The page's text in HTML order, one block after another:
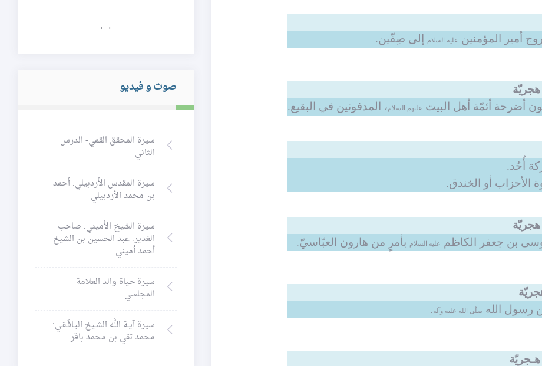
عليه السلام إلى صِفّين.
أضرحة أئمّة أهل البيت
عليهم السلام، المدفونين في البقيع.
بن جعفر الكاظم
عليه السلام بأمرٍ من هارون العبّاسيّ.
رسول الله صلّى الله عليه وآله .
‹
›
صوت و فيديو
سيرة المحقق القمي- الدرس
الثاني
سيرة المقدس الأردبيلي. أحمد
بن محمد الأردبيلي
سيرة الشيخ الأميني. صاحب
الغدير. عبد الحسين بن الشيخ
أحمد أميني
سيرة حياة والد العلامة
المجلسي
سيرة آيـة الله الشـيخ البـافَـقـي:
محمد تقي بن محمد باقر